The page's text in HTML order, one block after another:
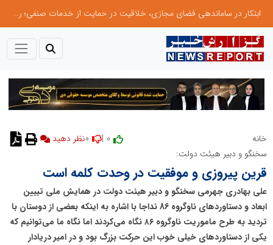
ابتکار در ساماندهی فضای مجازی، خلاقیت در حمایت از خدمات صنفی؛ رویکرد نوین اتحادیه کامیون‌داران کرج
خانه
نظر دهید
سخنگو و دبیر هیئت دولت:
قرین پیروزی و موفقیت در وحدت کلمه است
علی بهادری جهرمی سخنگو و دبیر هیئت دولت در همایش ملی تبیین
ابعاد و دستاوردهای ناوگروه 86 نداجا با اشاره به اینکه بعضی از دوستان با
تردید به طرح ماموریت ناوگروه ۸۶ نگاه می‌کردند اما نگاه ما می‌توانیم که
یکی از دستاوردهای خیلی خوب این حرکت بزرگ بود و در امیر دریادار